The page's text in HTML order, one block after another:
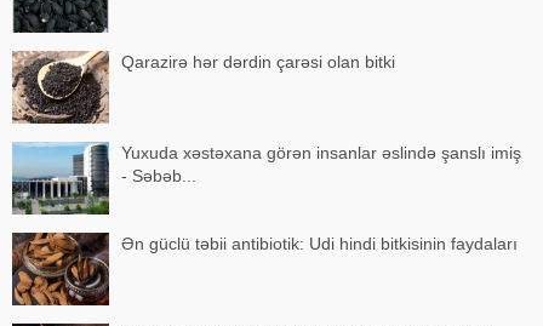
Qarazirə hər dərdin çarəsi olan bitki
Yuxuda xəstəxana görən insanlar əslində şanslı imiş
- Səbəb...
Ən güclü təbii antibiotik: Udi hindi bitkisinin faydaları